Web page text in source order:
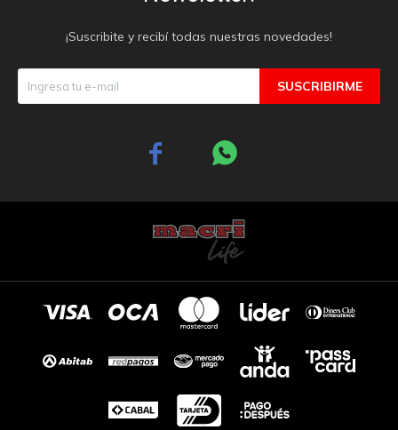
¡Suscribite y recibí todas nuestras novedades!
SUSCRIBIRME
 